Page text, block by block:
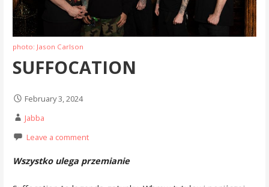
photo: Jason Carlson
SUFFOCATION
February 3, 2024
Jabba
Leave a comment
Wszystko ulega przemianie